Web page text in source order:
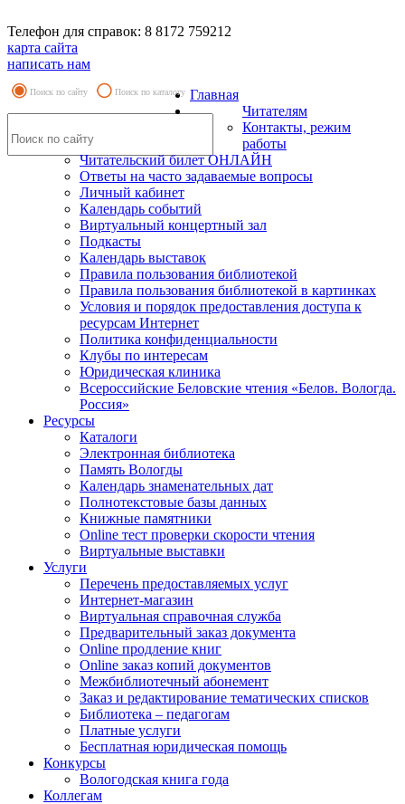
Телефон для справок: 8 8172 759212
карта сайта
написать нам
Поиск по сайту Поиск по каталогу Главная
Читателям
Контакты, режим
работы
Читательский билет ОНЛАЙН
Ответы на часто задаваемые вопросы
Личный кабинет
Календарь событий
Виртуальный концертный зал
Подкасты
Календарь выставок
Правила пользования библиотекой
Правила пользования библиотекой в картинках
Условия и порядок предоставления доступа к
ресурсам Интернет
Политика конфиденциальности
Клубы по интересам
Юридическая клиника
Всероссийские Беловские чтения «Белов. Вологда.
Россия»
Ресурсы
Каталоги
Электронная библиотека
Память Вологды
Календарь знаменательных дат
Полнотекстовые базы данных
Книжные памятники
Online тест проверки скорости чтения
Виртуальные выставки
Услуги
Перечень предоставляемых услуг
Интернет-магазин
Виртуальная справочная служба
Предварительный заказ документа
Online продление книг
Online заказ копий документов
Межбиблиотечный абонемент
Заказ и редактирование тематических списков
Библиотека – педагогам
Платные услуги
Бесплатная юридическая помощь
Конкурсы
Вологодская книга года
Коллегам